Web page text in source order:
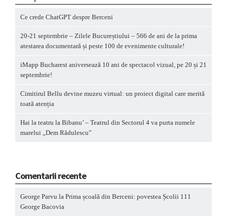
Ce crede ChatGPT despre Berceni
20-21 septembrie – Zilele Bucureștiului – 566 de ani de la prima
atestarea documentară și peste 100 de evenimente culturale!
iMapp Bucharest aniversează 10 ani de spectacol vizual, pe 20 și 21
septembrie!
Cimitirul Bellu devine muzeu virtual: un proiect digital care merită
toată atenția
Hai la teatru la Bibanu’ – Teatrul din Sectorul 4 va purta numele
marelui „Dem Rădulescu”
Comentarii recente
George Parvu la Prima școală din Berceni: povestea Școlii 111
George Bacovia